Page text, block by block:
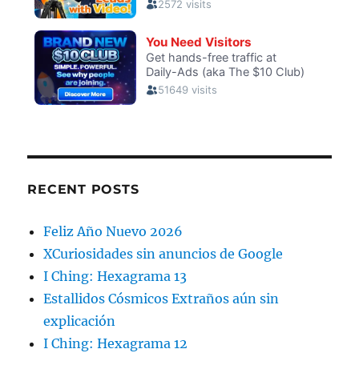
RECENT POSTS
Feliz Año Nuevo 2026
XCuriosidades sin anuncios de Google
I Ching: Hexagrama 13
Estallidos Cósmicos Extraños aún sin
explicación
I Ching: Hexagrama 12